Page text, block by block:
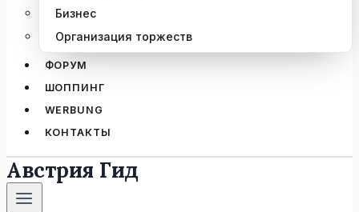
Бизнес
Организация торжеств
ФОРУМ
ШОППИНГ
WERBUNG
КОНТАКТЫ
Австрия Гид